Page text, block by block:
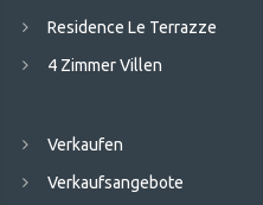
Residence Le Terrazze
4 Zimmer Villen
Verkaufen
Verkaufsangebote